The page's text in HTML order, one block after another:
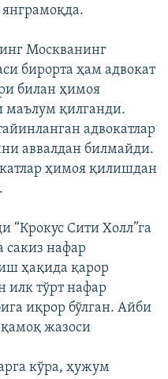
Москванинг
бирорта ҳам адвокат
билан ҳимоя
маълум қилганди.
адвокатлар
аввалдан билмайди.
ҳимоя қилишдан
“Крокус Сити Холл”га
нафар
ҳақида қарор
илк тўрт нафар
иқрор бўлган. Айби
жазоси
кўра, ҳужум